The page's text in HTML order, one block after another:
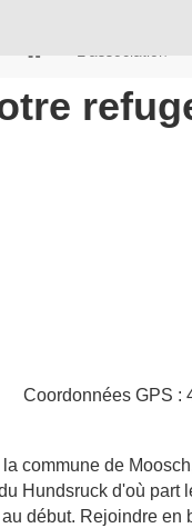
L'association
Coordonnées GPS :
commune de
Hundsruck d'où
début. Rejoindre